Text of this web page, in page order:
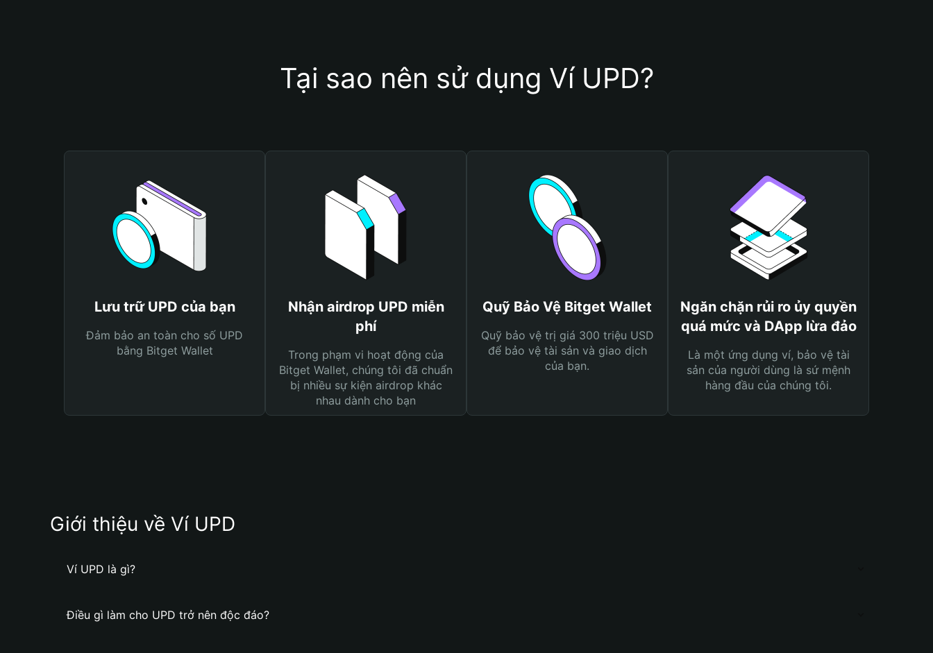
Tại sao nên sử dụng Ví UPD?
Lưu trữ UPD của bạn
Đảm bảo an toàn cho số UPD
bằng Bitget Wallet
Nhận airdrop UPD miễn
phí
Trong phạm vi hoạt động của
Bitget Wallet, chúng tôi đã chuẩn
bị nhiều sự kiện airdrop khác
nhau dành cho bạn
Quỹ Bảo Vệ Bitget Wallet
Quỹ bảo vệ trị giá 300 triệu USD
để bảo vệ tài sản và giao dịch
của bạn.
Ngăn chặn rủi ro ủy quyền
quá mức và DApp lừa đảo
Là một ứng dụng ví, bảo vệ tài
sản của người dùng là sứ mệnh
hàng đầu của chúng tôi.
Giới thiệu về Ví UPD
Ví UPD là gì?
Điều gì làm cho UPD trở nên độc đáo?